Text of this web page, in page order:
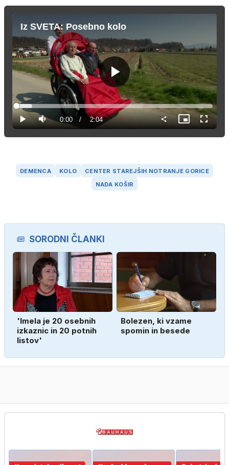
Iz SVETA: Posebno kolo
Predvajaj
Predvajaj
Tiho Current
Time
0:00 / Duration
2:04
Loaded:
7.98%
Slika
v
sliki
način
DEMENCA KOLO
CENTER STAREJŠIH NOTRANJE GORICE
NADA KOŠIR
SORODNI ČLANKI
'Imela je 20 osebnih
izkaznic in 20 potnih
listov'
Bolezen, ki vzame
spomin in besede